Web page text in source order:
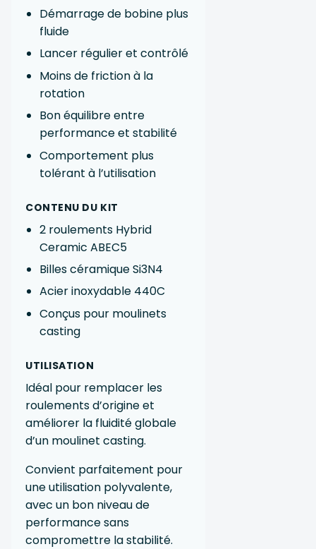
Démarrage de bobine plus
fluide
Lancer régulier et contrôlé
Moins de friction à la
rotation
Bon équilibre entre
performance et stabilité
Comportement plus
tolérant à l’utilisation
CONTENU DU KIT
2 roulements Hybrid
Ceramic ABEC5
Billes céramique Si3N4
Acier inoxydable 440C
Conçus pour moulinets
casting
UTILISATION
Idéal pour remplacer les
roulements d’origine et
améliorer la fluidité globale
d’un moulinet casting.
Convient parfaitement pour
une utilisation polyvalente,
avec un bon niveau de
performance sans
compromettre la stabilité.